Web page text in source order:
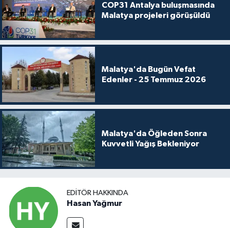
COP31 Antalya buluşmasında
Malatya projeleri görüşüldü
Malatya'da Bugün Vefat
Edenler - 25 Temmuz 2026
Malatya'da Öğleden Sonra
Kuvvetli Yağış Bekleniyor
EDITÖR HAKKINDA
Hasan Yağmur